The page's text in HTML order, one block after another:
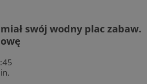
swój wodny plac zabaw.